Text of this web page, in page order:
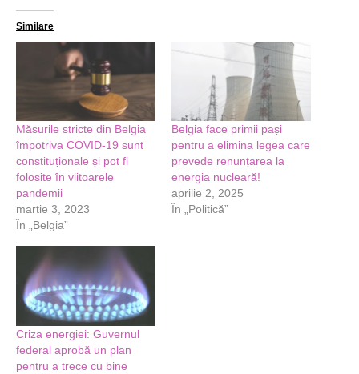
Similare
Măsurile stricte din Belgia
împotriva COVID-19 sunt
constituționale și pot fi
folosite în viitoarele
pandemii
martie 3, 2023
În „Belgia”
Belgia face primii pași
pentru a elimina legea care
prevede renunțarea la
energia nucleară!
aprilie 2, 2025
În „Politică”
Criza energiei: Guvernul
federal aprobă un plan
pentru a trece cu bine